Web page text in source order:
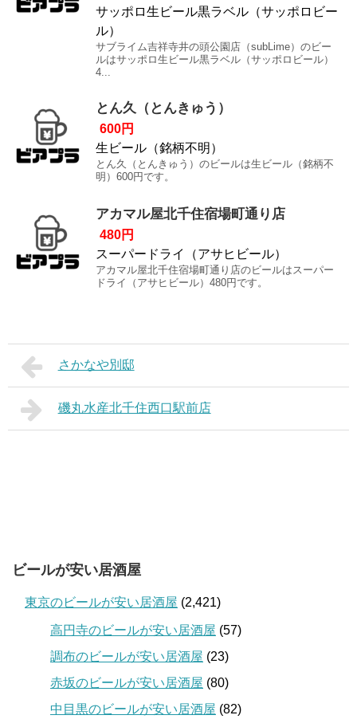
サッポロ生ビール黒ラベル（サッポロビー
ル）
サブライム吉祥寺井の頭公園店（subLime）のビー
ルはサッポロ生ビール黒ラベル（サッポロビール）
4...
とん久（とんきゅう）
600円
生ビール（銘柄不明）
とん久（とんきゅう）のビールは生ビール（銘柄不
明）600円です。
アカマル屋北千住宿場町通り店
480円
スーパードライ（アサヒビール）
アカマル屋北千住宿場町通り店のビールはスーパー
ドライ（アサヒビール）480円です。
さかなや別邸
磯丸水産北千住西口駅前店
ビールが安い居酒屋
東京のビールが安い居酒屋 (2,421)
高円寺のビールが安い居酒屋 (57)
調布のビールが安い居酒屋 (23)
赤坂のビールが安い居酒屋 (80)
中目黒のビールが安い居酒屋 (82)